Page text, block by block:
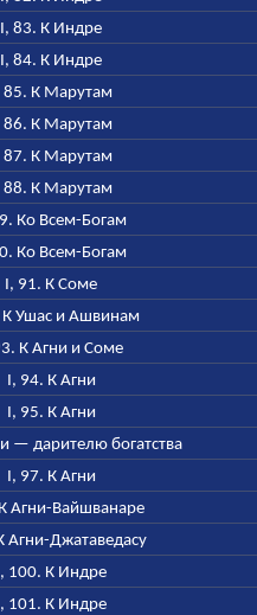
I, 83. К Индре
I, 84. К Индре
85. К Марутам
86. К Марутам
87. К Марутам
88. К Марутам
Ко Всем-Богам
Ко Всем-Богам
I, 91. К Соме
К Ушас и Ашвинам
К Агни и Соме
I, 94. К Агни
I, 95. К Агни
— дарителю богатства
I, 97. К Агни
Агни-Вайшванаре
Агни-Джатаведасу
100. К Индре
101. К Индре